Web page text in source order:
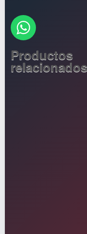
Productos
relacionados